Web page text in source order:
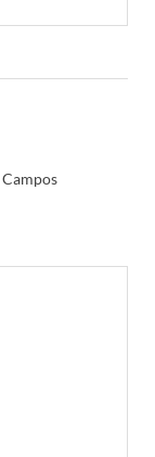
Campos